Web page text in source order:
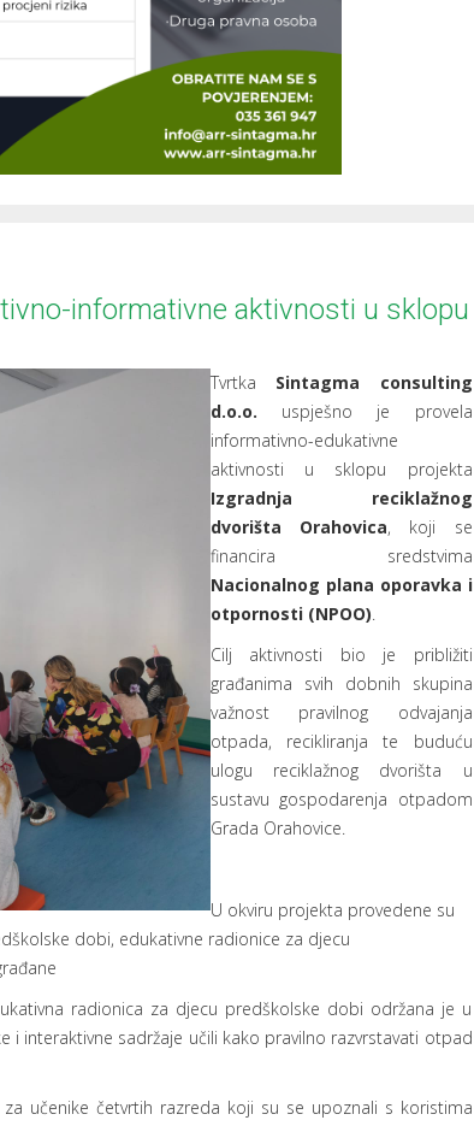
informativne aktivnosti u sklopu
Tvrtka Sintagma consulting
d.o.o. uspješno je provela
informativno-edukativne
aktivnosti u sklopu projekta
Izgradnja reciklažnog
dvorišta Orahovica, koji se
financira sredstvima
Nacionalnog plana oporavka i
otpornosti (NPOO)
Cilj aktivnosti bio je približiti
građanima svih dobnih skupina
važnost pravilnog odvajanja
otpada, recikliranja te buduću
ulogu reciklažnog dvorišta u
sustavu gospodarenja otpadom
Grada Orahovice.
U okviru projekta provedene su
dobi, edukativne radionice za djecu
radionica za djecu predškolske dobi održana je u
i interaktivne sadržaje učili kako pravilno razvrstavati otpad
učenike četvrtih razreda koji su se upoznali s koristima